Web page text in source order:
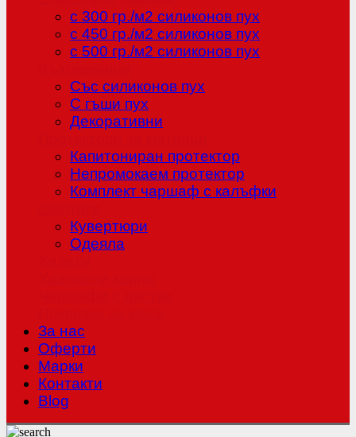
с 300 гр./м2 силиконов пух
с 450 гр./м2 силиконов пух
с 500 гр./м2 силиконов пух
Със силиконов пух
С гъши пух
Декоративни
Капитониран протектор
Непромокаем протектор
Комплект чаршаф с калъфки
Кувертюри
Одеяла
За нас
Оферти
Mарки
Контакти
Blog